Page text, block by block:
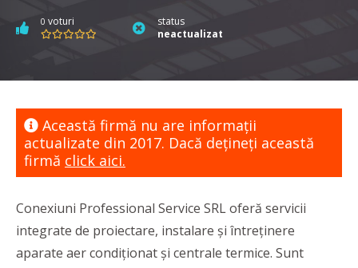
0 voturi
status
neactualizat
Această firmă nu are informaţii
actualizate din 2017. Dacă dețineți această
firmă click aici.
Conexiuni Professional Service SRL oferă servicii
integrate de proiectare, instalare și întreținere
aparate aer condiționat și centrale termice. Sunt